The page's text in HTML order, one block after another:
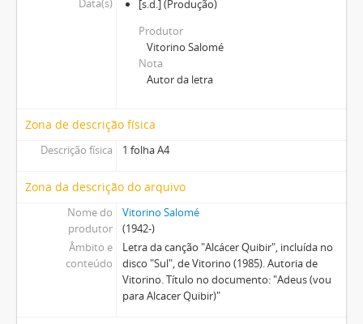
[Caixa] Caixa 28
[Caixa] Caixa 29
[Caixa] Caixa 30
[Caixa] Caixa 32
[Caixa] Caixa 35
[Caixa] Caixa 42
[Caixa] Caixa 44
[Caixa] Caixa 45
[Caixa] Caixa 46
[Caixa] Caixa 48
[Caixa] Caixa 49
Data(s) [s.d.](Produção)
Produtor
Vitorino Salomé
Nota
Autor da letra
Zona de descrição física
Descrição física 1 folha A4
Zona da descrição do arquivo
Nome do
produtor
Vitorino Salomé
(1942-)
Âmbito e
conteúdo
Letra da canção "Alcácer Quibir", incluída no
disco "Sul", de Vitorino (1985). Autoria de
Vitorino. Título no documento: "Adeus (vou
para Alcacer Quibir)"